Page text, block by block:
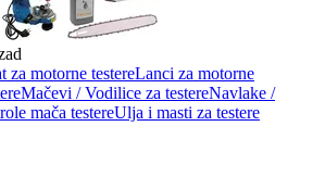
za motorne testereLanci za motorne
Mačevi / Vodilice za testereNavlake /
mača testereUlja i masti za testere